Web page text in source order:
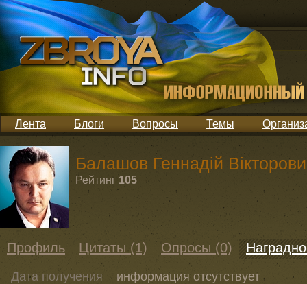
Лента Блоги Вопросы Темы
Балашов Геннадій
Рейтинг 105
Профиль Цитаты (1) Опросы (0)
Дата получения
информация отсутствует